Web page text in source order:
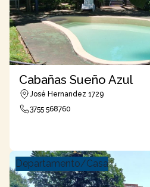
Cabañas Sueño Azul
José Hernandez 1729
3755 568760
Departamento/Casa